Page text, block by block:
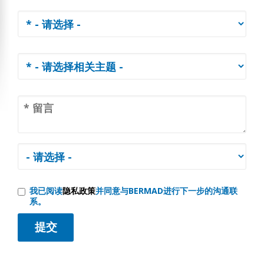
我已阅读隐私政策并同意与BERMAD进行下一步的沟通联
系。